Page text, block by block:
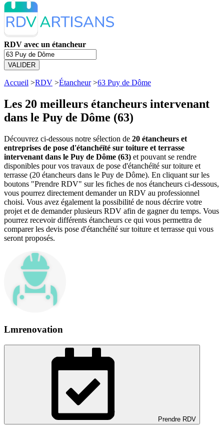
RDV avec un étancheur
VALIDER
Accueil >RDV >Étancheur>63 Puy de Dôme
Les 20 meilleurs étancheurs intervenant
dans le Puy de Dôme (63)
Découvrez ci-dessous notre sélection de 20 étancheurs et
entreprises de pose d'étanchéïté sur toiture et terrasse
intervenant dans le Puy de Dôme (63) et pouvant se rendre
disponibles pour vos travaux de pose d'étanchéïté sur toiture et
terrasse (20 étancheurs dans le Puy de Dôme). En cliquant sur les
boutons "Prendre RDV" sur les fiches de nos étancheurs ci-dessous,
vous pourrez directement demander un RDV au professionnel
choisi. Vous avez également la possibilité de nous décrire votre
projet et de demander plusieurs RDV afin de gagner du temps. Vous
pourrez recevoir différents étancheurs ce qui vous permettra de
comparer les devis pose d'étanchéïté sur toiture et terrasse qui vous
seront proposés.
Lmrenovation
Prendre RDV